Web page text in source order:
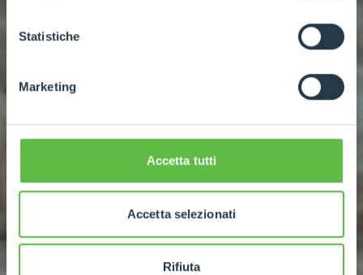
GDPR abbiamo predisposto una
apposita procedura.
Statistiche
Marketing
Accetta tutti
Accetta selezionati
Rifiuta